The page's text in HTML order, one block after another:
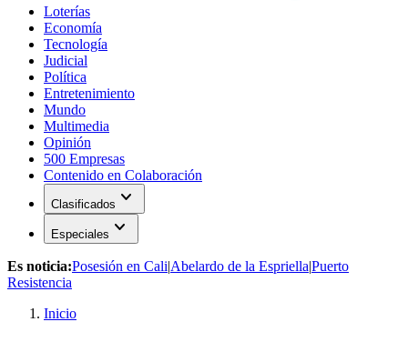
Loterías
Economía
Tecnología
Judicial
Política
Entretenimiento
Mundo
Multimedia
Opinión
500 Empresas
Contenido en Colaboración
Clasificados expand_more
Especiales expand_more
Es noticia:Posesión en Cali|Abelardo de la Espriella|Puerto
Resistencia
Inicio